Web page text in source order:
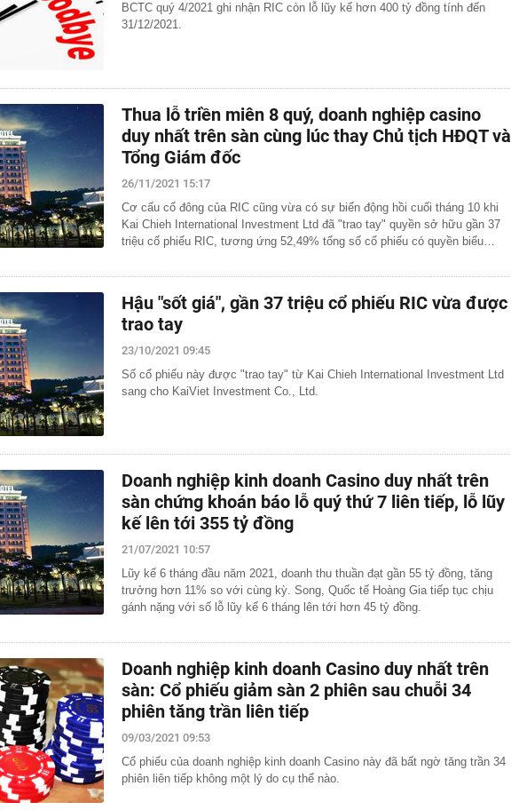
BCTC quý 4/2021 ghi nhận RIC còn lỗ lũy kế hơn 400 tỷ đồng tính đến
31/12/2021.
Thua lỗ triền miên 8 quý, doanh nghiệp casino
duy nhất trên sàn cùng lúc thay Chủ tịch HĐQT và
Tổng Giám đốc
26/11/2021 15:17
Cơ cấu cổ đông của RIC cũng vừa có sự biến động hồi cuối tháng 10 khi
Kai Chieh International Investment Ltd đã "trao tay" quyền sở hữu gần 37
triệu cổ phiếu RIC, tương ứng 52,49% tổng số cổ phiếu có quyền biểu…
Hậu "sốt giá", gần 37 triệu cổ phiếu RIC vừa được
trao tay
23/10/2021 09:45
Số cổ phiếu này được "trao tay" từ Kai Chieh International Investment Ltd
sang cho KaiViet Investment Co., Ltd.
Doanh nghiệp kinh doanh Casino duy nhất trên
sàn chứng khoán báo lỗ quý thứ 7 liên tiếp, lỗ lũy
kế lên tới 355 tỷ đồng
21/07/2021 10:57
Lũy kế 6 tháng đầu năm 2021, doanh thu thuần đạt gần 55 tỷ đồng, tăng
trưởng hơn 11% so với cùng kỳ. Song, Quốc tế Hoàng Gia tiếp tục chịu
gánh nặng với số lỗ lũy kế 6 tháng lên tới hơn 45 tỷ đồng.
Doanh nghiệp kinh doanh Casino duy nhất trên
sàn: Cổ phiếu giảm sàn 2 phiên sau chuỗi 34
phiên tăng trần liên tiếp
09/03/2021 09:53
Cổ phiếu của doanh nghiệp kinh doanh Casino này đã bất ngờ tăng trần 34
phiên liên tiếp không một lý do cụ thể nào.